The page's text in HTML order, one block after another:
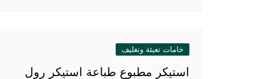
خامات تعبئة وتغليف
استيكر مطبوع طباعة استيكر رول